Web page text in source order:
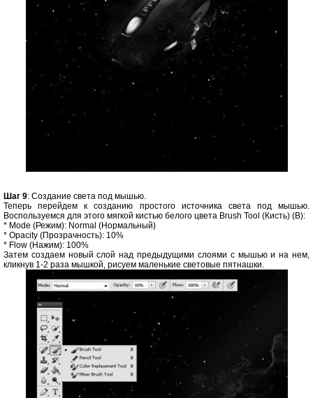
Шаг 9: Создание света под мышью.
Теперь перейдем к созданию простого источника света под мышью.
Воспользуемся для этого мягкой кистью белого цвета Brush Tool (Кисть) (B):
* Mode (Режим): Normal (Нормальный)
* Opacity (Прозрачность): 10%
* Flow (Нажим): 100%
Затем создаем новый слой над предыдущими слоями с мышью и на нем,
кликнув 1-2 раза мышкой, рисуем маленькие световые пятнашки.